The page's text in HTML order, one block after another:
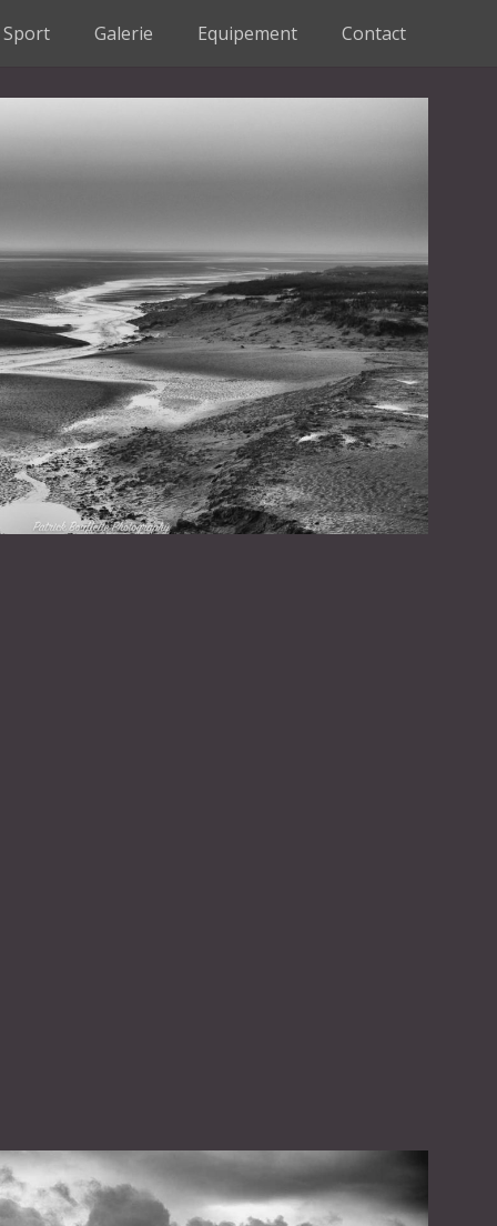
Sport Galerie Equipement Contact